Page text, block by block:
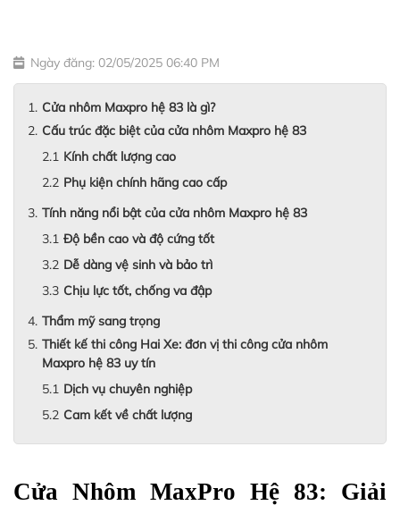
Ngày đăng: 02/05/2025 06:40 PM
Cửa nhôm Maxpro hệ 83 là gì?
Cấu trúc đặc biệt của cửa nhôm Maxpro hệ 83
Kính chất lượng cao
Phụ kiện chính hãng cao cấp
Tính năng nổi bật của cửa nhôm Maxpro hệ 83
Độ bền cao và độ cứng tốt
Dễ dàng vệ sinh và bảo trì
Chịu lực tốt, chống va đập
Thẩm mỹ sang trọng
Thiết kế thi công Hai Xe: đơn vị thi công cửa nhôm
Maxpro hệ 83 uy tín
Dịch vụ chuyên nghiệp
Cam kết về chất lượng
Cửa Nhôm MaxPro Hệ 83: Giải